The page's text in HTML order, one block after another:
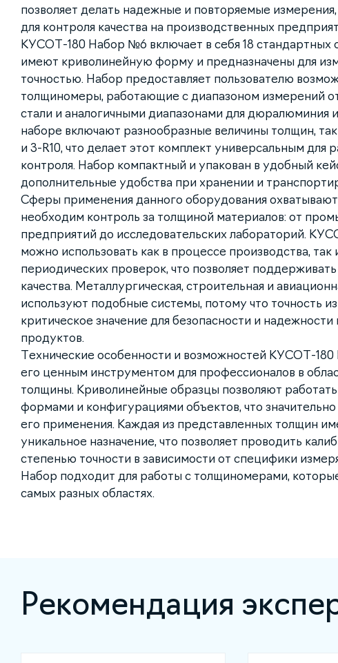
позволяет делать надежные и повторяемые
для контроля качества на производственных
КУСОТ-180 Набор №6 включает в себя 18 стандартных
имеют криволинейную форму и предназначены для
точностью. Набор предоставляет пользователю
толщиномеры, работающие с диапазоном измерений
стали и аналогичными диапазонами для дюралюминия
наборе включают разнообразные величины толщин,
и 3-R10, что делает этот комплект универсальным для
контроля. Набор компактный и упакован в удобный
дополнительные удобства при хранении и
Сферы применения данного оборудования охватывают
необходим контроль за толщиной материалов: от
предприятий до исследовательских лабораторий.
можно использовать как в процессе производства,
периодических проверок, что позволяет
качества. Металлургическая, строительная и
используют подобные системы, потому что точность
критическое значение для безопасности и надежности
продуктов.
Технические особенности и возможностей КУСОТ-
его ценным инструментом для профессионалов в
толщины. Криволинейные образцы позволяют
формами и конфигурациями объектов, что значительно
его применения. Каждая из представленных толщин
уникальное назначение, что позволяет проводить
степенью точности в зависимости от специфики
Набор подходит для работы с толщиномерами,
самых разных областях.
Рекомендация